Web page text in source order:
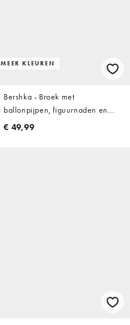
MEER KLEUREN
Bershka - Broek met
ballonpijpen, figuurnaden en
riem in beige
€ 49,99